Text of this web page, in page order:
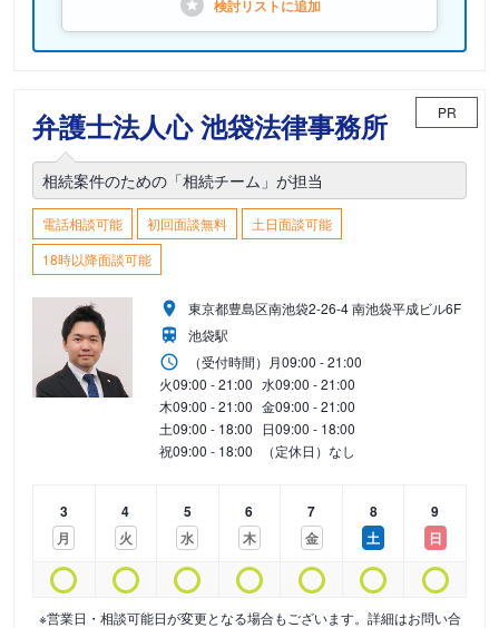
検討リストに追加
弁護士法人心 池袋法律事務所 PR
相続案件のための「相続チーム」が担当
電話相談可能 初回面談無料
土日面談可能
18時以降面談可能
東京都豊島区南池袋2-26-4 南池袋平成ビル6F
池袋駅
（受付時間） 月09:00 - 21:00
火09:00 - 21:00 水09:00 - 21:00
木09:00 - 21:00 金09:00 - 21:00
土09:00 - 18:00 日09:00 - 18:00
祝09:00 - 18:00 （定休日）なし
3
月
4
火
5
水
6
木
7
金
8
土
9
日
※営業日・相談可能日が変更となる場合もございます。詳細はお問い合